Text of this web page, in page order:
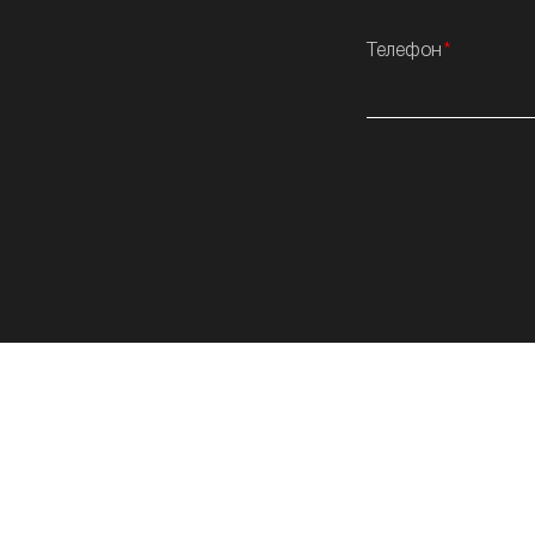
Телефон